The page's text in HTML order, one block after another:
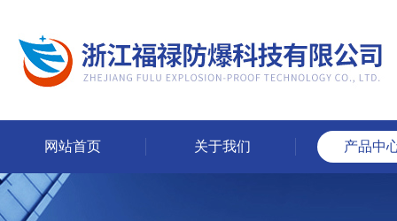
网站首页 关于我们 产品中